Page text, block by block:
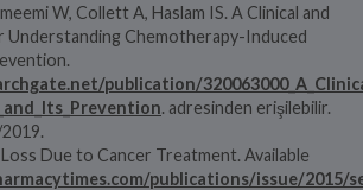
W, Collett A, Haslam IS. A Clinical and
Understanding Chemotherapy-Induced
publication/
. adresinden erişilebilir.
Due to Cancer Treatment. Available
publications/issue/2015/